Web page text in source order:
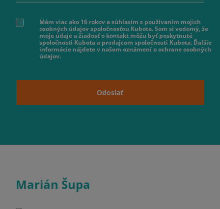
Mám viac ako 16 rokov a súhlasím s používaním mojich
osobných údajov spoločnosťou Kubota. Som si vedomý, že
moje údaje a žiadosť o kontakt môžu byť poskytnuté
spoločnosti Kubota a predajcom spoločnosti Kubota. Ďalšie
informácie nájdete v našom oznámení o ochrane osobných
údajov.
Odoslať
Marián Šupa